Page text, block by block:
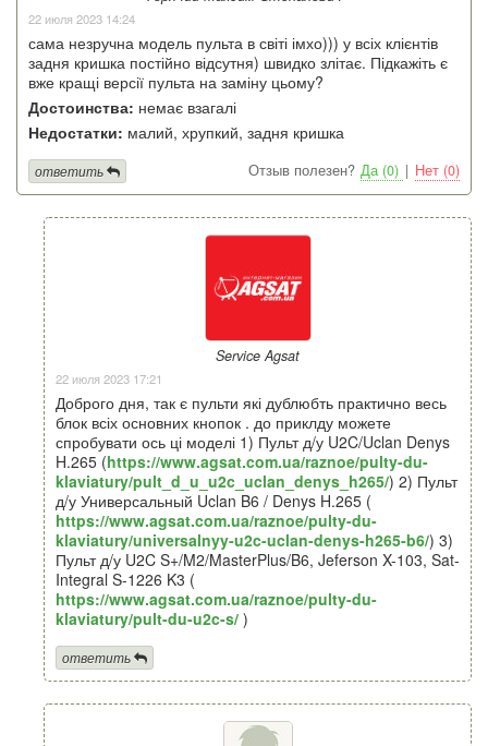
22 июля 2023 14:24
сама незручна модель пульта в світі імхо))) у всіх клієнтів
задня кришка постійно відсутня) швидко злітає. Підкажіть є
вже кращі версії пульта на заміну цьому?
Достоинства: немає взагалі
Недостатки: малий, хрупкий, задня кришка
Отзыв полезен? Да (0) | Нет (0)
ответить
Service Agsat
22 июля 2023 17:21
Доброго дня, так є пульти які дублюбть практично весь
блок всіх основних кнопок . до приклду можете
спробувати ось ці моделі 1) Пульт д/у U2C/Uclan Denys
H.265 (https://www.agsat.com.ua/raznoe/pulty-du-
klaviatury/pult_d_u_u2c_uclan_denys_h265/) 2) Пульт
д/у Универсальный Uclan B6 / Denys H.265 (
https://www.agsat.com.ua/raznoe/pulty-du-
klaviatury/universalnyy-u2c-uclan-denys-h265-b6/) 3)
Пульт д/у U2C S+/M2/MasterPlus/B6, Jeferson X-103, Sat-
Integral S-1226 K3 (
https://www.agsat.com.ua/raznoe/pulty-du-
klaviatury/pult-du-u2c-s/ )
ответить